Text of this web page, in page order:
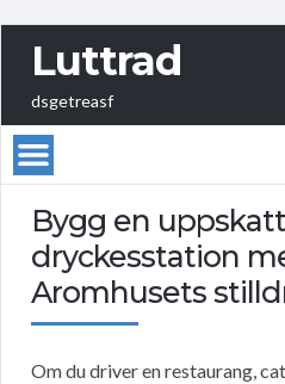
Luttrad
dsgetreasf
Bygg en
dryckesstation
Aromhusets
Om du driver en restaurang,